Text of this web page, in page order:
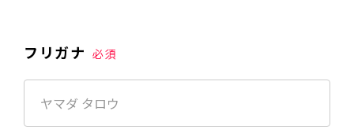
フリガナ 必須